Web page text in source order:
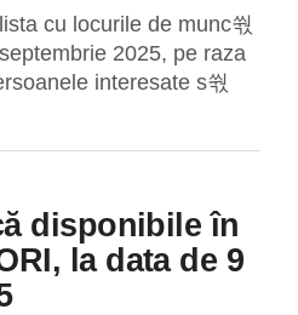
cu locurile de munc쒃
2025, pe raza
interesate s쒃
disponibile în
la data de 9